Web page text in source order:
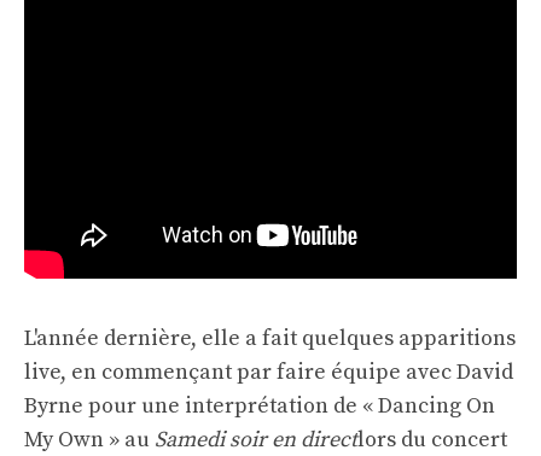
L'année dernière, elle a fait quelques apparitions
live, en commençant par faire équipe avec David
Byrne pour une interprétation de « Dancing On
My Own » au Samedi soir en directlors du concert